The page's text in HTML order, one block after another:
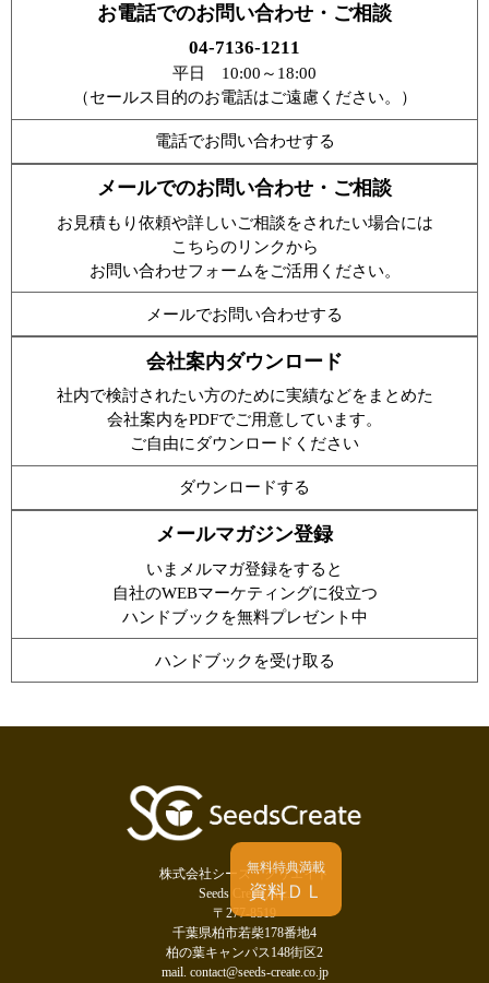
お電話でのお問い合わせ・ご相談
04-7136-1211
平日 10:00～18:00
（セールス目的のお電話はご遠慮ください。）
電話でお問い合わせする
メールでのお問い合わせ・ご相談
お見積もり依頼や詳しいご相談をされたい場合には
こちらのリンクから
お問い合わせフォームをご活用ください。
メールでお問い合わせする
会社案内ダウンロード
社内で検討されたい方のために実績などをまとめた
会社案内をPDFでご用意しています。
ご自由にダウンロードください
ダウンロードする
メールマガジン登録
いまメルマガ登録をすると
自社のWEBマーケティングに役立つ
ハンドブックを無料プレゼント中
ハンドブックを受け取る
無料特典満載
資料ＤＬ
株式会社シーズ・クリエイト
Seeds Create, inc.
〒277-8519
千葉県柏市若柴178番地4
柏の葉キャンパス148街区2
mail. contact@seeds-create.co.jp